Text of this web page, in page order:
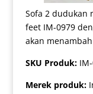
Sofa 2 dudukan
feet IM-0979
akan
SKU Produk:
Merek produk: